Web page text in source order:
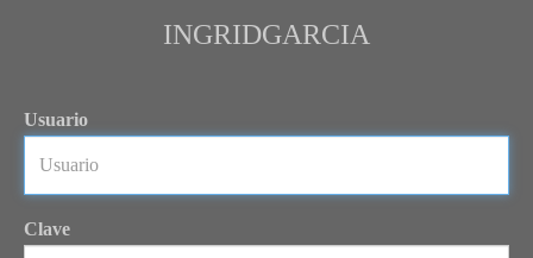
INGRIDGARCIA
Usuario
Clave